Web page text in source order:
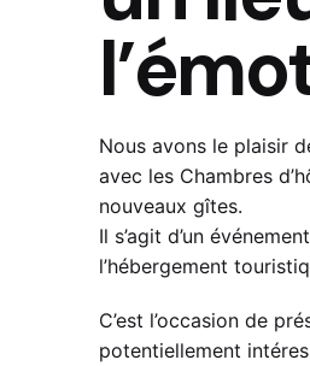
Nous avons le plaisir
avec les Chambres
nouveaux gîtes.
Il s’agit d’un
l’hébergement
C’est l’occasion de
potentiellement